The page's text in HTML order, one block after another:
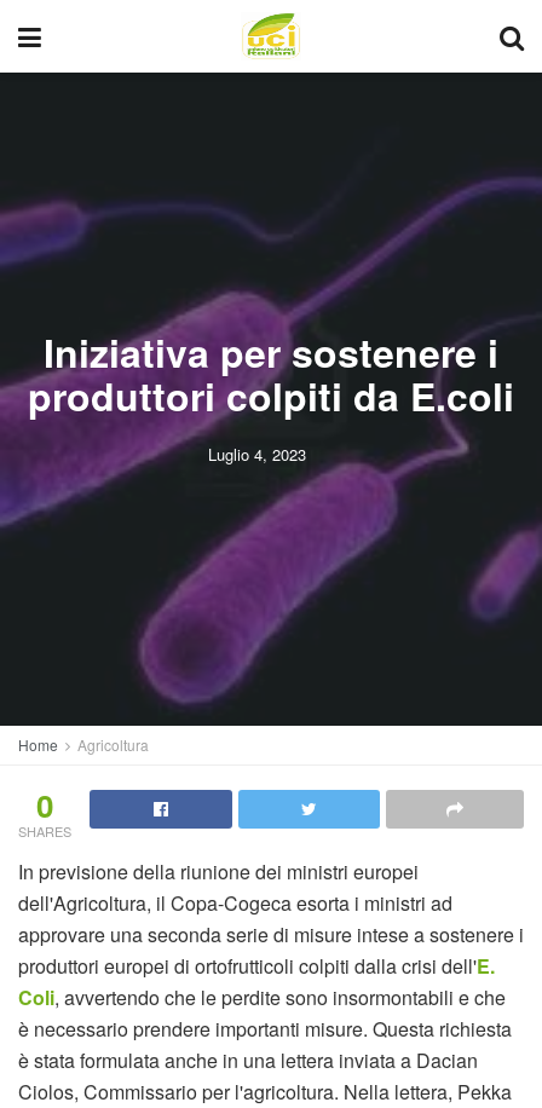
Iniziativa per sostenere i
produttori colpiti da E.coli
Luglio 4, 2023
Home Agricoltura
0
SHARES
In previsione della riunione dei ministri europei
dell'Agricoltura, il Copa-Cogeca esorta i ministri ad
approvare una seconda serie di misure intese a sostenere i
produttori europei di ortofrutticoli colpiti dalla crisi dell'E.
Coli, avvertendo che le perdite sono insormontabili e che
è necessario prendere importanti misure. Questa richiesta
è stata formulata anche in una lettera inviata a Dacian
Ciolos, Commissario per l'agricoltura. Nella lettera, Pekka